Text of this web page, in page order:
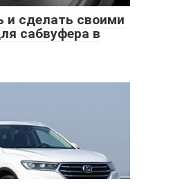
и сделать своими
сабвуфера в